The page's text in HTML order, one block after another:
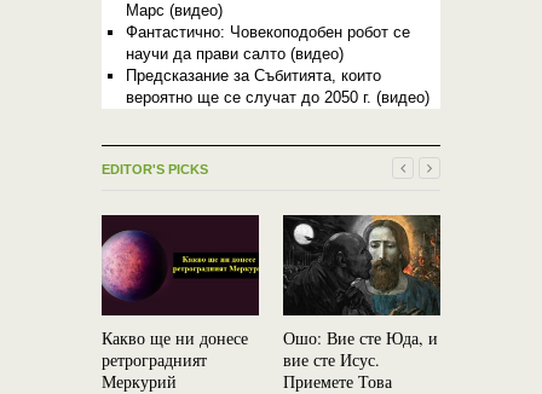
Марс (видео)
Фантастично: Човекоподобен робот се
научи да прави салто (видео)
Предсказание за Събитията, които
вероятно ще се случат до 2050 г. (видео)
EDITOR'S PICKS
Какво ще ни донесе
ретроградният
Меркурий
Ошо: Вие сте Юда, и
вие сте Исус.
Приемете Това